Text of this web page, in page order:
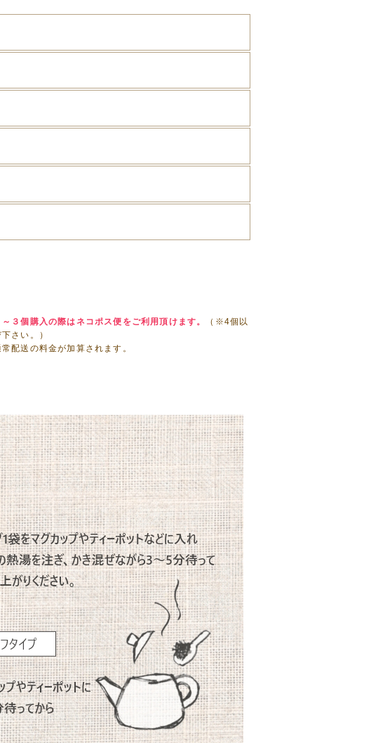
３個購入の際はネコポス便をご利用頂けます。
（※4個以
さい。）
配送の料金が加算されます。